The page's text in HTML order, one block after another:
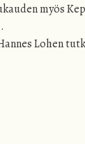
myös
Lohen